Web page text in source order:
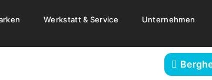
Werkstatt & Service Unternehmen